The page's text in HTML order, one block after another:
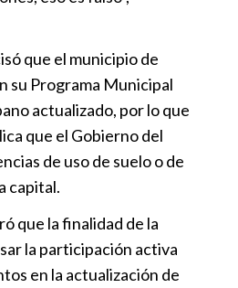
que el municipio de
su Programa Municipal
actualizado, por lo que
que el Gobierno del
de uso de suelo o de
capital.
que la finalidad de la
la participación activa
en la actualización de